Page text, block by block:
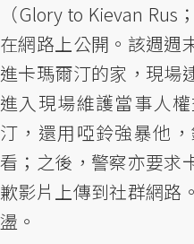
（Glory to Kievan Rus
在網路上公開。該週週
進卡瑪爾汀的家，現場
進入現場維護當事人
汀，還用啞鈴強暴他
看；之後，警察亦要求
歉影片上傳到社群網路
盪。